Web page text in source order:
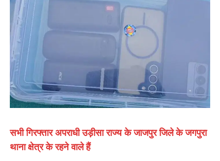
सभी गिरफ्तार अपराधी उड़ीसा राज्य के जाजपुर जिले के जगपुरा
थाना क्षेत्र के रहने वाले हैं